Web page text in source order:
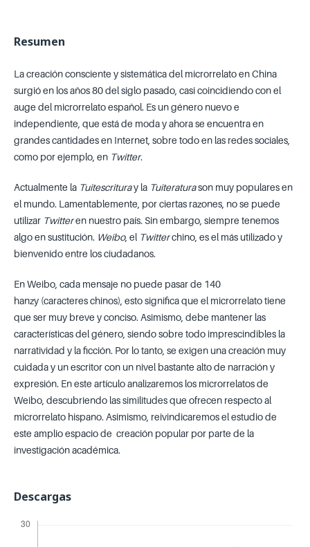
Resumen
La creación consciente y sistemática del microrrelato en China
surgió en los años 80 del siglo pasado, casi coincidiendo con el
auge del microrrelato español. Es un género nuevo e
independiente, que está de moda y ahora se encuentra en
grandes cantidades en Internet, sobre todo en las redes sociales,
como por ejemplo, en Twitter.
Actualmente la Tuitescrituray la Tuiteraturason muy populares en
el mundo. Lamentablemente, por ciertas razones, no se puede
utilizar Twitteren nuestro país. Sin embargo, siempre tenemos
algo en sustitución. Weibo, el Twitterchino, es el más utilizado y
bienvenido entre los ciudadanos.
En Weibo, cada mensaje no puede pasar de 140
hanzy (caracteres chinos), esto significa que el microrrelato tiene
que ser muy breve y conciso. Asimismo, debe mantener las
características del género, siendo sobre todo imprescindibles la
narratividad y la ficción. Por lo tanto, se exigen una creación muy
cuidada y un escritor con un nivel bastante alto de narración y
expresión. En este artículo analizaremos los microrrelatos de
Weibo, descubriendo las similitudes que ofrecen respecto al
microrrelato hispano. Asimismo, reivindicaremos el estudio de
este amplio espacio de creación popular por parte de la
investigación académica.
Descargas